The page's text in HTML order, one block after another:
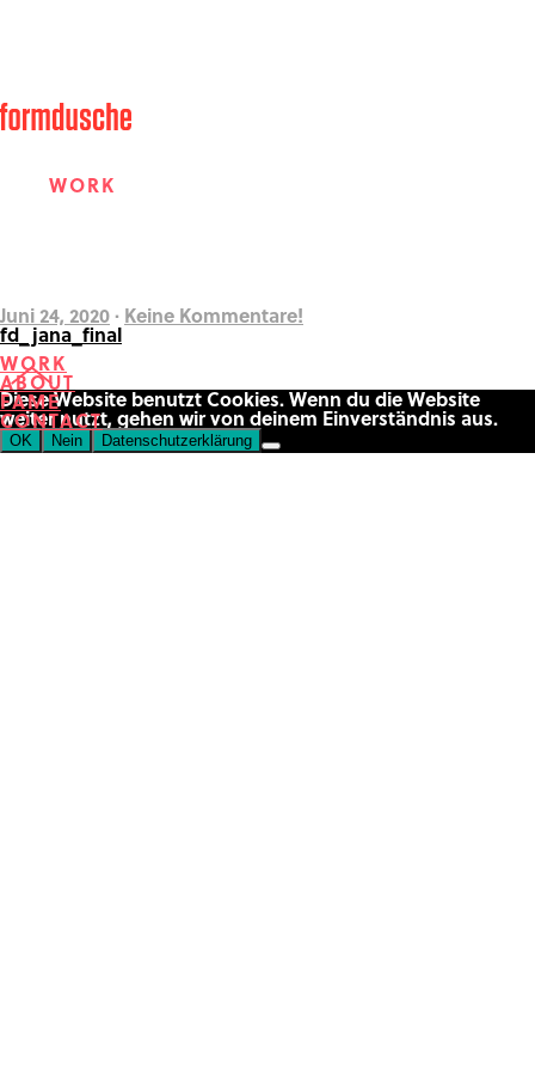
WORK
FAME
WORK
ABOUT
FAME
CONTACT
Juni 24, 2020 · Keine Kommentare!
fd_jana_final
Diese Website benutzt Cookies. Wenn du die Website
weiter nutzt, gehen wir von deinem Einverständnis aus.
OK Nein Datenschutzerklärung